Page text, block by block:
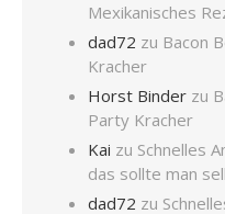
Mexikanisches
dad72 zu Bacon
Kracher
Horst Binder zu
Party Kracher
Kai zu Schnelles
das sollte man
dad72 zu